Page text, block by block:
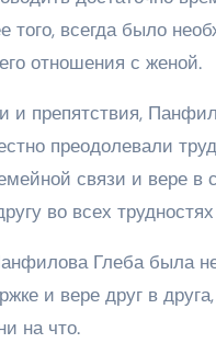
того, всегда было
отношения с женой.
и препятствия,
преодолевали
связи и вере
во всех
Глеба была
и вере друг в
на что.